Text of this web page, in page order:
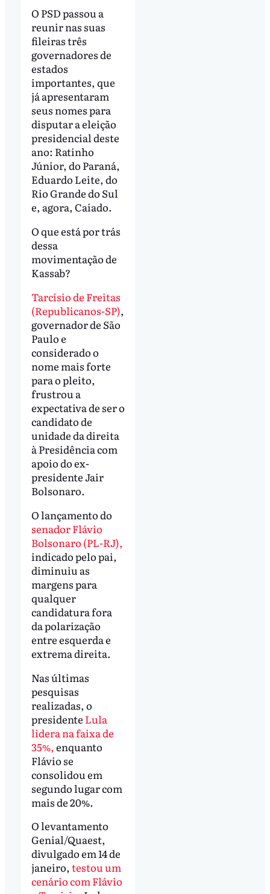
O PSD passou a
reunir nas suas
fileiras três
governadores de
estados
importantes, que
já apresentaram
seus nomes para
disputar a eleição
presidencial deste
ano: Ratinho
Júnior, do Paraná,
Eduardo Leite, do
Rio Grande do Sul
e, agora, Caiado.
O que está por trás
dessa
movimentação de
Kassab?
Tarcísio de Freitas
(Republicanos-SP),
governador de São
Paulo e
considerado o
nome mais forte
para o pleito,
frustrou a
expectativa de ser o
candidato de
unidade da direita
à Presidência com
apoio do ex-
presidente Jair
Bolsonaro.
O lançamento do
senador Flávio
Bolsonaro (PL-RJ),
indicado pelo pai,
diminuiu as
margens para
qualquer
candidatura fora
da polarização
entre esquerda e
extrema direita.
Nas últimas
pesquisas
realizadas, o
presidente Lula
lidera na faixa de
35%, enquanto
Flávio se
consolidou em
segundo lugar com
mais de 20%.
O levantamento
Genial/Quaest,
divulgado em 14 de
janeiro, testou um
cenário com Flávio